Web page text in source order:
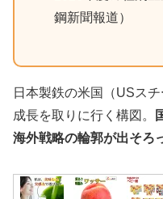
鋼新聞報道）
日本製鉄の米国（USス
成長を取りに行く構図。
海外戦略の輪郭が出そろ